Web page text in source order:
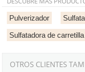
Pulverizador
Sulfatadora de carretilla
OTROS CLIENTES